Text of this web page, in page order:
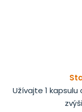
Užívajte 1